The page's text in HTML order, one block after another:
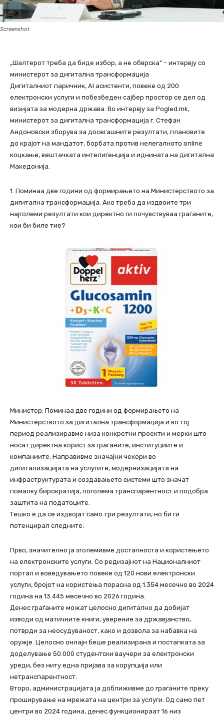
Screenshot
„Шалтерот треба да биде избор, а не обврска“ – интервју со
министерот за дигитална трансформација
Дигиталниот паричник, AI асистенти, повеќе од 200
електронски услуги и побезбеден сајбер простор се дел од
визијата за модерна држава. Во интервју за Pogled.mk,
министерот за дигитална трансформација г. Стефан
Андоновски зборува за досегашните резултати, плановите
до крајот на мандатот, борбата против нелегалното online
коцкање, вештачката интелигенција и иднината на дигитална
Македонија.
1. Поминаа две години од формирањето на Министерството за
дигитална трансформација. Ако треба да издвоите три
најголеми резултати кои директно ги почувствуваа граѓаните,
кои би биле тие?
Министер: Поминаа две години од формирањето на
Министерството за дигитална трансформација и во тој
период реализиравме низа конкретни проекти и мерки што
носат директна корист за граѓаните, институциите и
компаниите. Направивме значајни чекори во
дигитализацијата на услугите, модернизацијата на
инфраструктурата и создавањето системи што значат
помалку бирократија, поголема транспарентност и подобра
заштита на податоците.
Тешко е да се издвојат само три резултати, но би ги
потенцирал следните:
Прво, значително ја зголемивме достапноста и користењето
на електронските услуги. Со редизајнот на Националниот
портал и воведувањето повеќе од 120 нови електронски
услуги, бројот на користења порасна од 1.354 месечно во 2024
година на 13.445 месечно во 2026 година.
Денес граѓаните можат целосно дигитално да добијат
изводи од матичните книги, уверение за државјанство,
потврди за неосудуваност, како и дозвола за набавка на
оружје. Целосно онлајн беше реализирана и постапката за
доделување 50.000 студентски ваучери за електронски
уреди, без ниту една пријава за корупција или
нетранспарентност.
Второ, администрацијата ја доближивме до граѓаните преку
проширување на мрежата на центри за услуги. Од само пет
центри во 2024 година, денес функционираат 16 низ